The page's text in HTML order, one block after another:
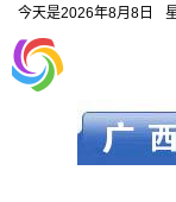
今天是2026年8月8日